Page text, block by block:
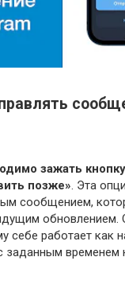
зажать
позже». Эта
сообщением,
обновлением.
себе работает как
заданным временем